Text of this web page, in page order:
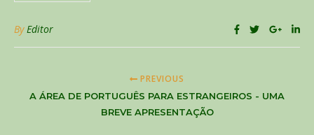
ByEditor
PREVIOUS
A ÁREA DE PORTUGUÊS PARA ESTRANGEIROS - UMA
BREVE APRESENTAÇÃO